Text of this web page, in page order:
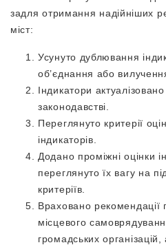
задля отримання надійніших
міст:
Усунуто дублювання
об’єднання або
Індикатори
законодавстві.
Переглянуто критерії
індикаторів.
Додано проміжні оцінки
переглянуто їх вагу на
критеріїв.
Враховано рекомендації
місцевого
громадських